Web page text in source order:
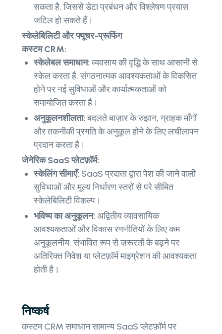
सकता है, जिससे डेटा प्रबंधन और विश्लेषण प्रयास
जटिल हो सकते हैं।
स्केलेबिलिटी और फ्यूचर-प्रूफिंग
कस्टम CRM:
स्केलेबल समाधान:व्यवसाय की वृद्धि के साथ आसानी से
स्केल करता है, संगठनात्मक आवश्यकताओं के विकसित
होने पर नई सुविधाओं और कार्यात्मकताओं को
समायोजित करता है।
अनुकूलनशीलता:बदलते बाज़ार के रुझान, ग्राहक माँगों
और तकनीकी प्रगति के अनुकूल होने के लिए लचीलापन
प्रदान करता है।
जेनेरिक SaaS प्लेटफ़ॉर्म:
स्केलिंग सीमाएँ: SaaS प्रदाता द्वारा पेश की जाने वाली
सुविधाओं और मूल्य निर्धारण स्तरों से परे सीमित
स्केलेबिलिटी विकल्प।
भविष्य का अनुकूलन: अद्वितीय व्यावसायिक
आवश्यकताओं और विकास रणनीतियों के लिए कम
अनुकूलनीय, संभावित रूप से ज़रूरतों के बढ़ने पर
अतिरिक्त निवेश या प्लेटफ़ॉर्म माइग्रेशन की आवश्यकता
होती है।
निष्कर्ष
कस्टम CRM समाधान सामान्य SaaS प्लेटफ़ॉर्म पर